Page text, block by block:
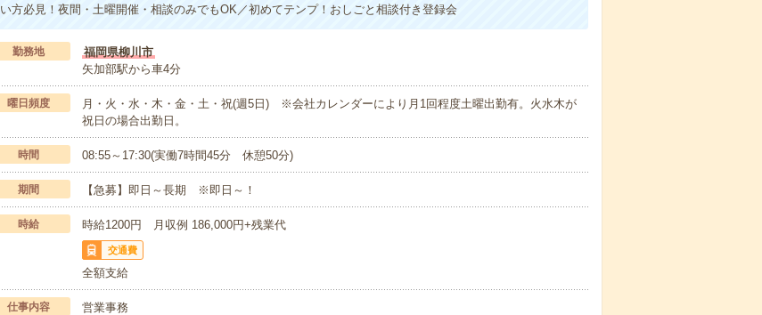
い方必見！夜間・土曜開催・相談のみでもOK／初めてテンプ！おしごと相談付き登録会
勤務地
福岡県柳川市
矢加部駅から車4分
曜日頻度
月・火・水・木・金・土・祝(週5日) ※会社カレンダーにより月1回程度土曜出勤有。火水木が
祝日の場合出勤日。
時間 08:55～17:30(実働7時間45分 休憩50分)
期間 【急募】即日～長期 ※即日～！
時給 時給1200円 月収例 186,000円+残業代
交通費
全額支給
仕事内容
営業事務